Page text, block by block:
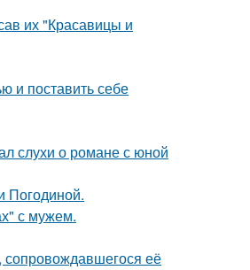
их "Красавицы и
и поставить себе
слухи о романе с юной
Погодиной.
с мужем.
сопровождавшегося её